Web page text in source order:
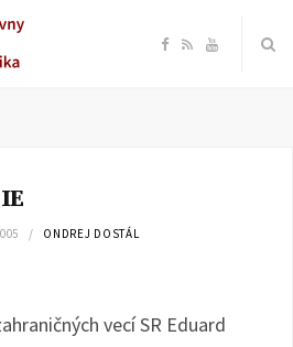
F
o
R Y
b
ONDREJ DOSTÁL
vecí SR Eduard